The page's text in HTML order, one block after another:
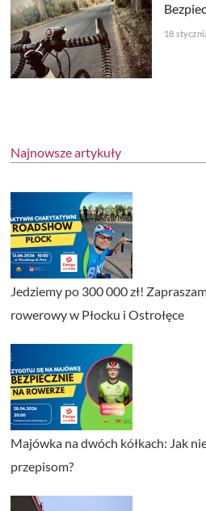
18
Najnowsze artykuły
Jedziemy po 300 000 zł!
rowerowy w Płocku i Ostrołęce
Majówka na dwóch kółkach: Jak
przepisom?